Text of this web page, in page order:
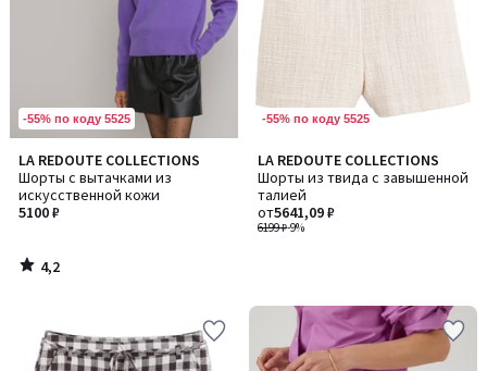
-55% по коду 5525
LA REDOUTE COLLECTIONS
Шорты с вытачками из
искусственной кожи
5100 ₽
4,2
/ 5
4,2
/
-55% по коду 5525
LA REDOUTE COLLECTIONS
Шорты из твида с завышенной
талией
6199 ₽-9%
от5641,09 ₽